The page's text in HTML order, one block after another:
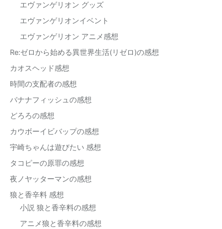
エヴァンゲリオン グッズ
エヴァンゲリオンイベント
エヴァンゲリオン アニメ感想
Re:ゼロから始める異世界生活(リゼロ)の感想
カオスヘッド感想
時間の支配者の感想
バナナフィッシュの感想
どろろの感想
カウボーイビバップの感想
宇崎ちゃんは遊びたい 感想
タコピーの原罪の感想
夜ノヤッターマンの感想
狼と香辛料 感想
小説 狼と香辛料の感想
アニメ狼と香辛料の感想